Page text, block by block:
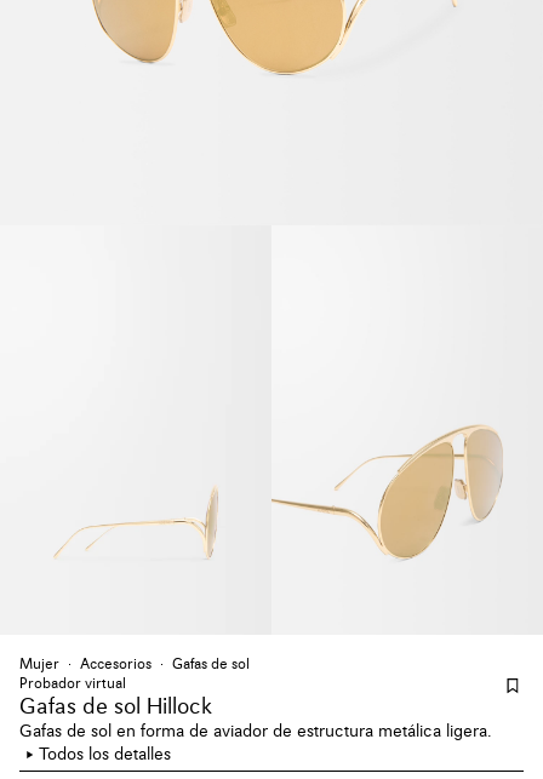
Mujer Accesorios
Gafas de sol
Probador virtual
Gafas de sol Hillock
Gafas de sol en forma de aviador de estructura metálica ligera.
Todos los detalles